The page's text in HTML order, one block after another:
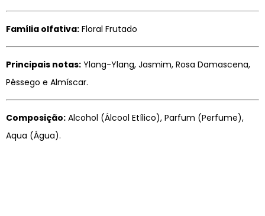
Família olfativa: Floral Frutado
Principais notas: Ylang-Ylang, Jasmim, Rosa Damascena,
Pêssego e Almíscar.
Composição: Alcohol (Álcool Etílico), Parfum (Perfume),
Aqua (Água).